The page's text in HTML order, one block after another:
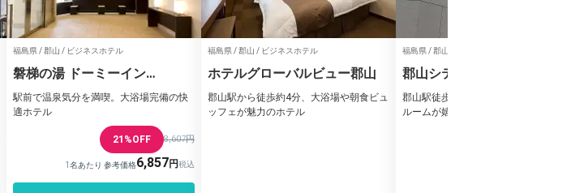
福島県 / 郡山 / ビジネスホテル
磐梯の湯 ドーミーイン
EXPRESS郡山
駅前で温泉気分を満喫。大浴場完備の快
適ホテル
21%OFF 8,607円
1名あたり 参考価格6,857
福島県 / 郡山 / ビジネスホテル
ホテルグローバルビュー郡山
郡山駅から徒歩約4分、大浴場や朝食ビュ
ッフェが魅力のホテル
福島県 / 郡山 / ビジネスホテル
郡山シティホテル
郡山駅徒歩約1分！無料朝食＆レディ
ルームが嬉しいホテル